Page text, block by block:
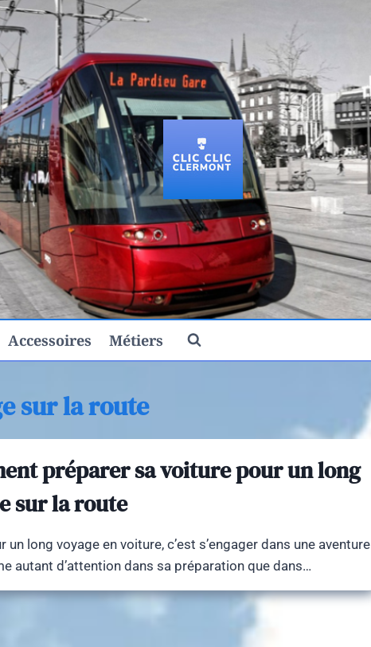
Accessoires Métiers
sur la route
préparer sa voiture pour un long
sur la route
un long voyage en voiture, c’est s’engager dans une aventure
autant d’attention dans sa préparation que dans…